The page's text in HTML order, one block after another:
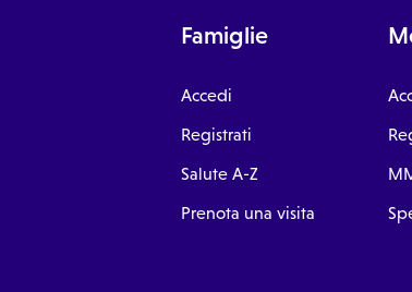
Famiglie
Accedi
Registrati
Salute A-Z
Prenota una visita